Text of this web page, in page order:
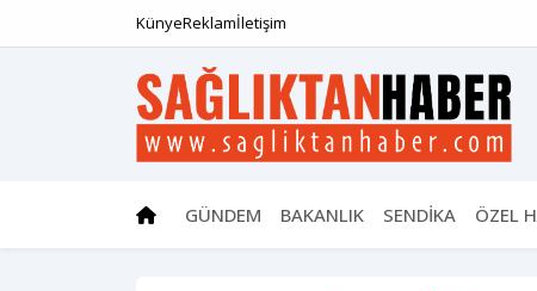
KünyeReklamİletişim
GÜNDEM BAKANLIK SENDİKA ÖZEL